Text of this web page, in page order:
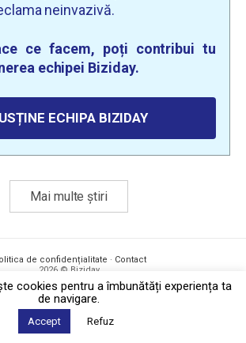
neinvazivă.
ce facem, poți contribui tu
echipei Biziday.
ECHIPA BIZIDAY
Mai multe știri
de confidențialitate · Contact
2026 © Biziday
cookies pentru a îmbunătăți experiența ta
de navigare.
Accept Refuz